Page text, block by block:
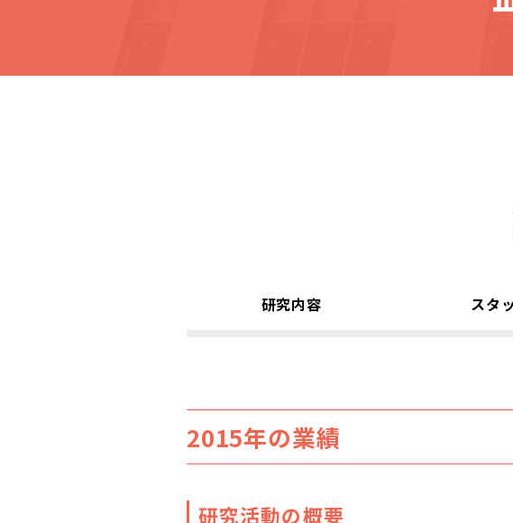
研究内容 スタ
2015年の業績
研究活動の概要